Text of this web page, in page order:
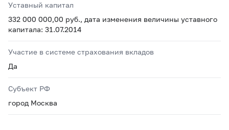
Уставный капитал
332 000 000,00 руб., дата изменения величины уставного
капитала: 31.07.2014
Участие в системе страхования вкладов
Да
Субъект РФ
город Москва